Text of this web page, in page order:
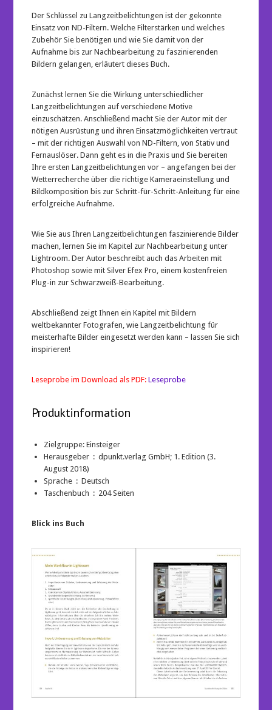
Der Schlüssel zu Langzeitbelichtungen ist der gekonnte
Einsatz von ND-Filtern. Welche Filterstärken und welches
Zubehör Sie benötigen und wie Sie damit von der
Aufnahme bis zur Nachbearbeitung zu faszinierenden
Bildern gelangen, erläutert dieses Buch.
Zunächst lernen Sie die Wirkung unterschiedlicher
Langzeitbelichtungen auf verschiedene Motive
einzuschätzen. Anschließend macht Sie der Autor mit der
nötigen Ausrüstung und ihren Einsatzmöglichkeiten vertraut
– mit der richtigen Auswahl von ND-Filtern, von Stativ und
Fernauslöser. Dann geht es in die Praxis und Sie bereiten
Ihre ersten Langzeitbelichtungen vor – angefangen bei der
Wetterrecherche über die richtige Kameraeinstellung und
Bildkomposition bis zur Schritt-für-Schritt-Anleitung für eine
erfolgreiche Aufnahme.
Wie Sie aus Ihren Langzeitbelichtungen faszinierende Bilder
machen, lernen Sie im Kapitel zur Nachbearbeitung unter
Lightroom. Der Autor beschreibt auch das Arbeiten mit
Photoshop sowie mit Silver Efex Pro, einem kostenfreien
Plug-in zur Schwarzweiß-Bearbeitung.
Abschließend zeigt Ihnen ein Kapitel mit Bildern
weltbekannter Fotografen, wie Langzeitbelichtung für
meisterhafte Bilder eingesetzt werden kann – lassen Sie sich
inspirieren!
Leseprobe im Download als PDF: Leseprobe
Produktinformation
Zielgruppe: Einsteiger
Herausgeber ‏ : ‎dpunkt.verlag GmbH; 1. Edition (3.
August 2018)
Sprache ‏ : ‎Deutsch
Taschenbuch ‏ : ‎ 204 Seiten
Blick ins Buch